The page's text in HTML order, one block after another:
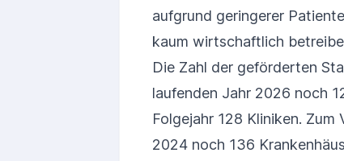
aufgrund geringerer
kaum wirtschaftlich
Die Zahl der geförderten
laufenden Jahr 2026 noch
Folgejahr 128 Kliniken.
2024 noch 136